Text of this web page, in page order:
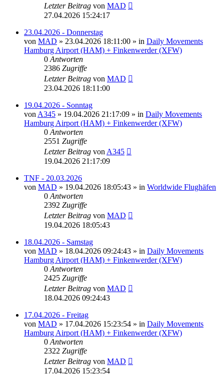
Letzter Beitrag von MAD
27.04.2026 15:24:17
23.04.2026 - Donnerstag
von MAD » 23.04.2026 18:11:00 » in Daily Movements
Hamburg Airport (HAM) + Finkenwerder (XFW)
0 Antworten
2386 Zugriffe
Letzter Beitrag von MAD
23.04.2026 18:11:00
19.04.2026 - Sonntag
von A345 » 19.04.2026 21:17:09 » in Daily Movements
Hamburg Airport (HAM) + Finkenwerder (XFW)
0 Antworten
2551 Zugriffe
Letzter Beitrag von A345
19.04.2026 21:17:09
TNF - 20.03.2026
von MAD » 19.04.2026 18:05:43 » in Worldwide Flughäfen
0 Antworten
2392 Zugriffe
Letzter Beitrag von MAD
19.04.2026 18:05:43
18.04.2026 - Samstag
von MAD » 18.04.2026 09:24:43 » in Daily Movements
Hamburg Airport (HAM) + Finkenwerder (XFW)
0 Antworten
2425 Zugriffe
Letzter Beitrag von MAD
18.04.2026 09:24:43
17.04.2026 - Freitag
von MAD » 17.04.2026 15:23:54 » in Daily Movements
Hamburg Airport (HAM) + Finkenwerder (XFW)
0 Antworten
2322 Zugriffe
Letzter Beitrag von MAD
17.04.2026 15:23:54